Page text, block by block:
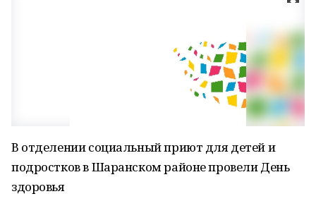
В отделении социальный приют для детей и
подростков в Шаранском районе провели День
здоровья